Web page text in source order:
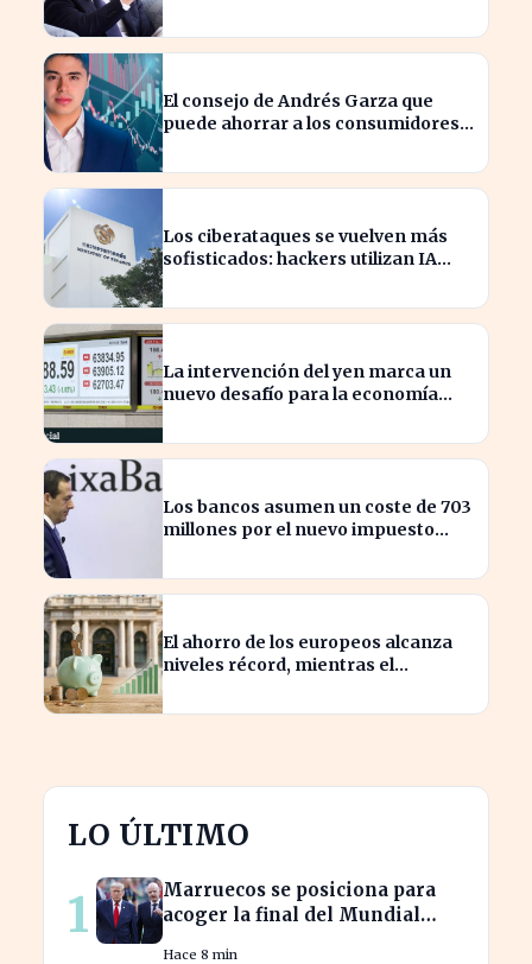
El consejo de Andrés Garza que
puede ahorrar a los consumidores
Los ciberataques se vuelven más
sofisticados: hackers utilizan IA
La intervención del yen marca un
nuevo desafío para la economía
Los bancos asumen un coste de 703
millones por el nuevo impuesto
El ahorro de los europeos alcanza
niveles récord, mientras el
LO ÚLTIMO
1
Marruecos se posiciona para
acoger la final del Mundial
Hace 8 min